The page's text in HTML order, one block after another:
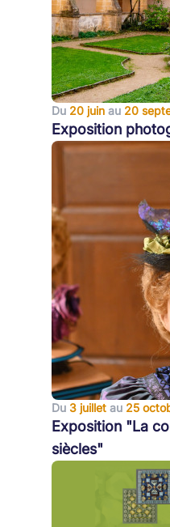
Du 20 juin au 20
Exposition
Du 3 juillet au 25
Exposition "La
siècles"